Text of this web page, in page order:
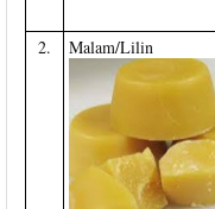
2.
Malam/Lilin